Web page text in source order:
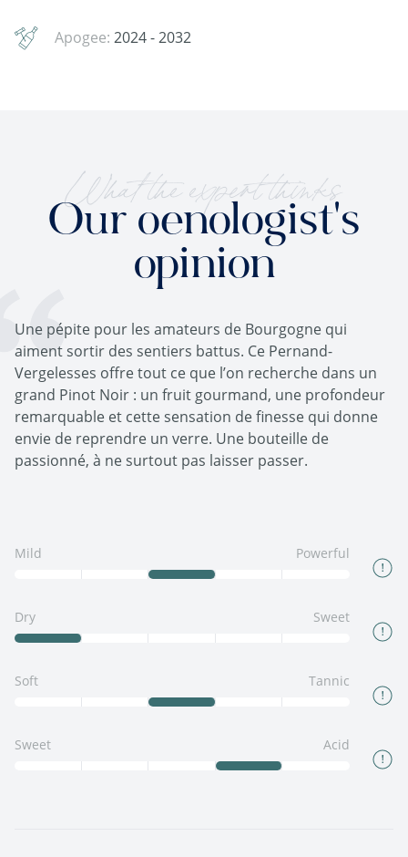
Apogee: 2024 - 2032
What the expert thinks
Our oenologist's
opinion
Une pépite pour les amateurs de Bourgogne qui
aiment sortir des sentiers battus. Ce Pernand-
Vergelesses offre tout ce que l’on recherche dans un
grand Pinot Noir : un fruit gourmand, une profondeur
remarquable et cette sensation de finesse qui donne
envie de reprendre un verre. Une bouteille de
passionné, à ne surtout pas laisser passer.
Mild Powerful
Dry Sweet
Soft Tannic
Sweet Acid